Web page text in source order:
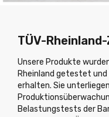
TÜV-
Unsere Produkte
Rheinland getestet
erhalten. Sie
Belastungstests der